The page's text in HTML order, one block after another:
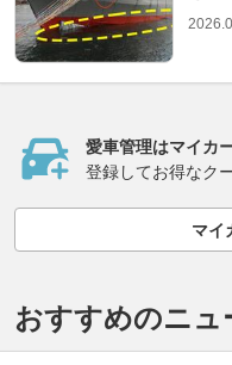
愛車管理はマイカ
登録してお得なク
マイ
おすすめのニュ